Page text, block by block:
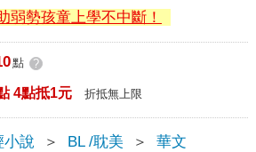
弱勢孩童上學不中斷！
點 ?
4點抵1元 折抵無上限
小說 ＞ BL /耽美 ＞ 華文